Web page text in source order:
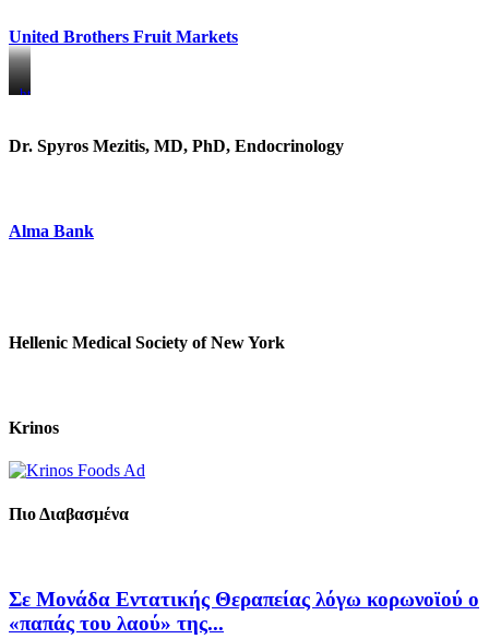
United Brothers Fruit Markets
https://www.unitedbrothersfruitmarkets.com/
https://www.unitedbrothersfruitmarkets.com/
Dr. Spyros Mezitis, MD, PhD, Endocrinology
Alma Bank
Hellenic Medical Society of New York
Krinos
Πιο Διαβασμένα
Σε Μονάδα Εντατικής Θεραπείας λόγω κορωνοϊού ο
«παπάς του λαού» της...